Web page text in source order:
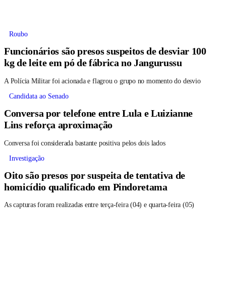
Roubo
Funcionários são presos suspeitos de desviar 100
kg de leite em pó de fábrica no Jangurussu
A Polícia Militar foi acionada e flagrou o grupo no momento do desvio
Candidata ao Senado
Conversa por telefone entre Lula e Luizianne
Lins reforça aproximação
Conversa foi considerada bastante positiva pelos dois lados
Investigação
Oito são presos por suspeita de tentativa de
homicídio qualificado em Pindoretama
As capturas foram realizadas entre terça-feira (04) e quarta-feira (05)